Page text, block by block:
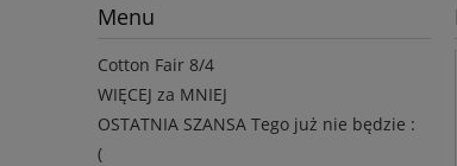
Menu
Cotton Fair 8/4
WIĘCEJ za MNIEJ
OSTATNIA SZANSA Tego już nie będzie :
(